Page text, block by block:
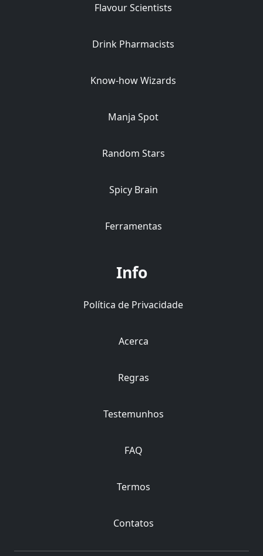
Flavour Scientists
Drink Pharmacists
Know-how Wizards
Manja Spot
Random Stars
Spicy Brain
Ferramentas
Info
Política de Privacidade
Acerca
Regras
Testemunhos
FAQ
Termos
Contatos